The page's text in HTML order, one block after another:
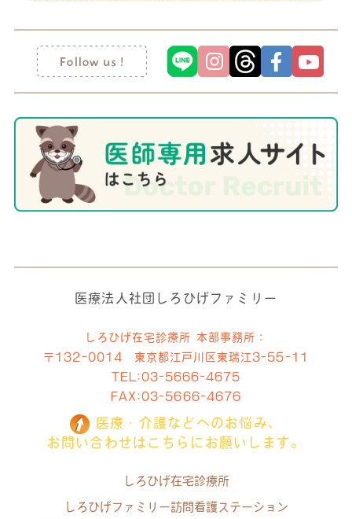
医療法人社団しろひげファミリー
しろひげ在宅診療所 本部事務所：
〒132-0014 東京都江戸川区東瑞江3-55-11
TEL: 03-5666-4675
FAX:03-5666-4676
医療・介護などへのお悩み、
お問い合わせはこちらにお願いします。
しろひげ在宅診療所
しろひげファミリー訪問看護ステーション